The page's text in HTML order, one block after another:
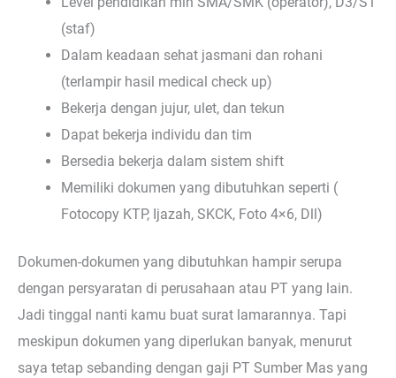
(staf)
Dalam keadaan sehat jasmani dan rohani
(terlampir hasil medical check up)
Bekerja dengan jujur, ulet, dan tekun
Dapat bekerja individu dan tim
Bersedia bekerja dalam sistem shift
Memiliki dokumen yang dibutuhkan seperti (
Fotocopy KTP, Ijazah, SKCK, Foto 4×6, Dll)
Dokumen-dokumen yang dibutuhkan hampir serupa
dengan persyaratan di perusahaan atau PT yang lain.
Jadi tinggal nanti kamu buat surat lamarannya. Tapi
meskipun dokumen yang diperlukan banyak, menurut
saya tetap sebanding dengan gaji PT Sumber Mas yang